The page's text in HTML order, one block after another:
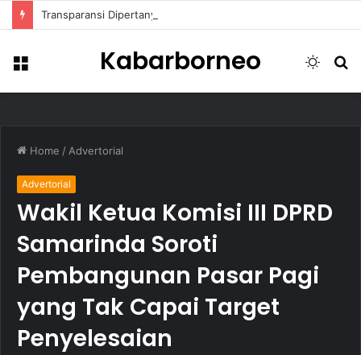
Menu Kabarborneo
Switch
Home / Advertorial
Advertorial
Wakil Ketua Komisi III DPRD
Samarinda Soroti
Pembangunan Pasar Pagi
yang Tak Capai Target
Penyelesaian